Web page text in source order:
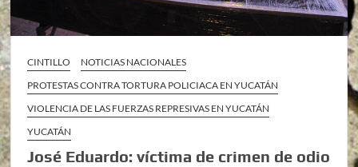
CINTILLO
NOTICIAS NACIONALES
PROTESTAS CONTRA TORTURA POLICIACA EN YUCATÁN
VIOLENCIA DE LAS FUERZAS REPRESIVAS EN YUCATÁN
YUCATÁN
José Eduardo: víctima de crimen de odio